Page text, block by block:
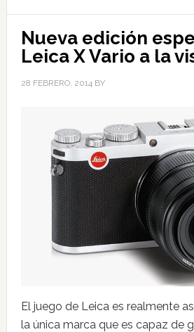
Nueva edición
Leica X Vario a la
28 FEBRERO, 2014BY
El juego de Leica es realmente
la única marca que es capaz de